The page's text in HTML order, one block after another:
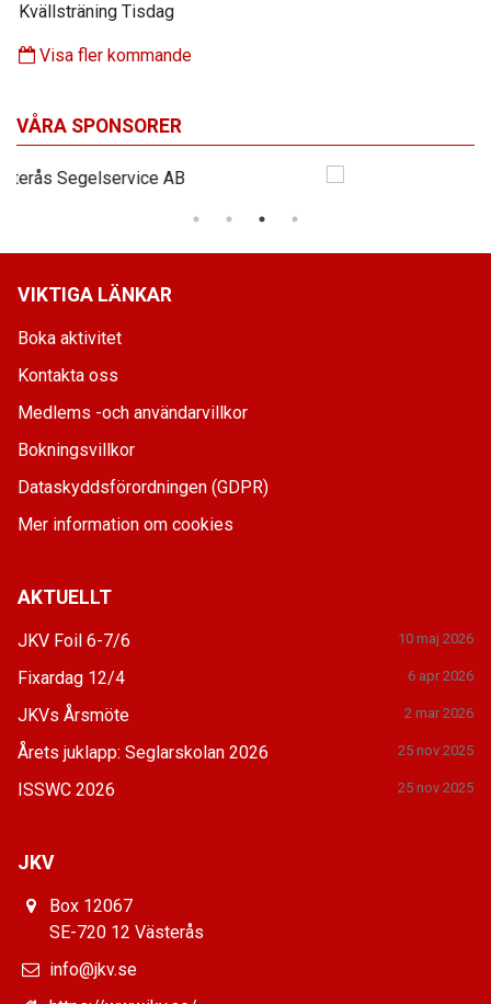
Kvällsträning Tisdag
Visa fler kommande
VÅRA SPONSORER
VIKTIGA LÄNKAR
Boka aktivitet
Kontakta oss
Medlems -och användarvillkor
Bokningsvillkor
Dataskyddsförordningen (GDPR)
Mer information om cookies
AKTUELLT
JKV Foil 6-7/6 10 maj 2026
Fixardag 12/4 6 apr 2026
JKVs Årsmöte 2 mar 2026
Årets juklapp: Seglarskolan 2026 25 nov 2025
ISSWC 2026 25 nov 2025
JKV
Box 12067
SE-720 12 Västerås
info@jkv.se